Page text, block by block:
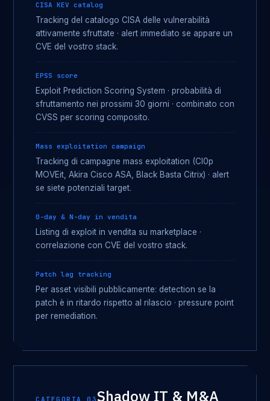
CISA KEV catalog
Tracking del catalogo CISA delle vulnerabilità
attivamente sfruttate · alert immediato se appare un
CVE del vostro stack.
EPSS score
Exploit Prediction Scoring System · probabilità di
sfruttamento nei prossimi 30 giorni · combinato con
CVSS per scoring composito.
Mass exploitation campaign
Tracking di campagne mass exploitation (Cl0p
MOVEit, Akira Cisco ASA, Black Basta Citrix) · alert
se siete potenziali target.
0-day & N-day in vendita
Listing di exploit in vendita su marketplace ·
correlazione con CVE del vostro stack.
Patch lag tracking
Per asset visibili pubblicamente: detection se la
patch è in ritardo rispetto al rilascio · pressure point
per remediation.
CATEGORIA 03Shadow IT & M&A